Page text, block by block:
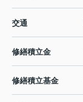
交通
修繕積立金
修繕積立基金